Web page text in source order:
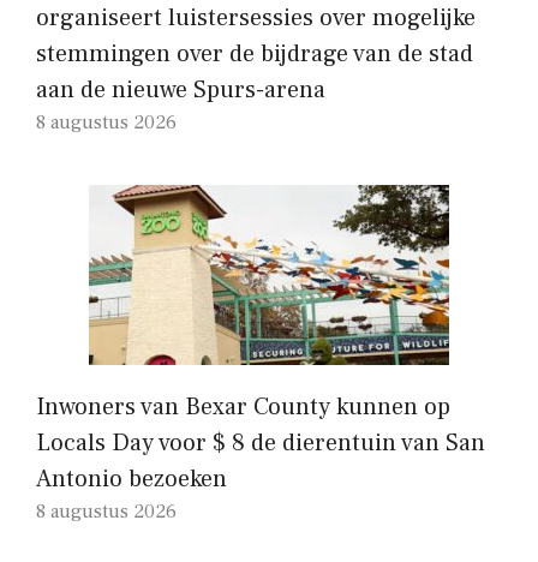
organiseert luistersessies over mogelijke
stemmingen over de bijdrage van de stad
aan de nieuwe Spurs-arena
8 augustus 2026
Inwoners van Bexar County kunnen op
Locals Day voor $ 8 de dierentuin van San
Antonio bezoeken
8 augustus 2026